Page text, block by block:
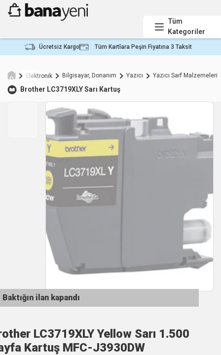
Tüm
Kategoriler
Ücretsiz Kargo Tüm Kartlara Peşin Fiyatına 3 Taksit
Elektronik Bilgisayar, Donanım Yazıcı Yazıcı Sarf Malzemeleri
Brother LC3719XLY Sarı Kartuş
Baktığın ilan kapandı
LC3719XLY Yellow Sarı 1.500
Kartuş MFC-J3930DW